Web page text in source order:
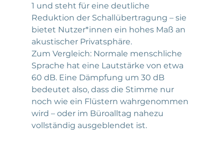
1 und steht für eine deutliche
Reduktion der Schallübertragung – sie
bietet Nutzer*innen ein hohes Maß an
akustischer Privatsphäre.
Zum Vergleich: Normale menschliche
Sprache hat eine Lautstärke von etwa
60 dB. Eine Dämpfung um 30 dB
bedeutet also, dass die Stimme nur
noch wie ein Flüstern wahrgenommen
wird – oder im Büroalltag nahezu
vollständig ausgeblendet ist.